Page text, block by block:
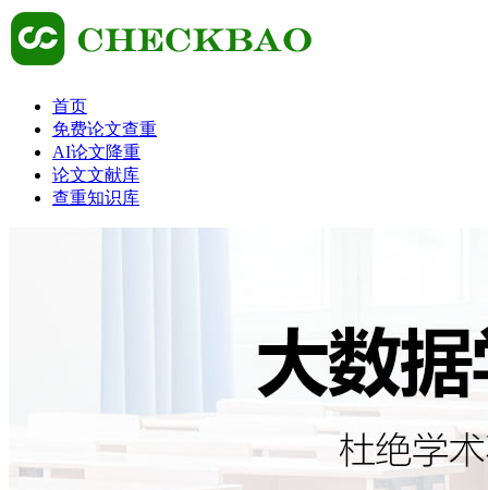
首页
免费论文查重
AI论文降重
论文文献库
查重知识库